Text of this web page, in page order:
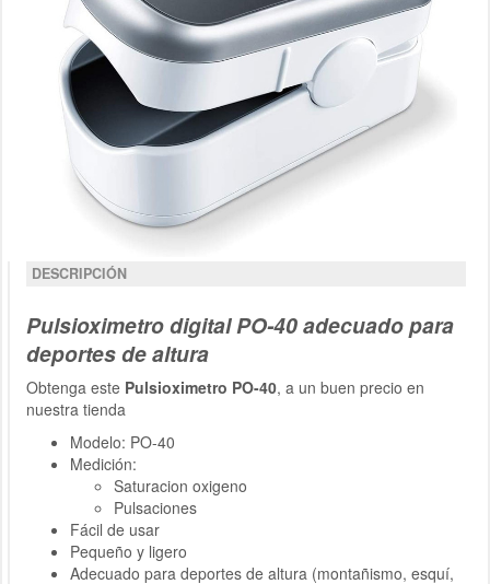
DESCRIPCIÓN
Pulsioximetro digital PO-40 adecuado para
deportes de altura
Obtenga este Pulsioximetro PO-40, a un buen precio en
nuestra tienda
Modelo: PO-40
Medición:
Saturacion oxigeno
Pulsaciones
Fácil de usar
Pequeño y ligero
Adecuado para deportes de altura (montañismo, esquí,